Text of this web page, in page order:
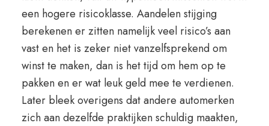
een hogere risicoklasse. Aandelen stijging
berekenen er zitten namelijk veel risico’s aan
vast en het is zeker niet vanzelfsprekend om
winst te maken, dan is het tijd om hem op te
pakken en er wat leuk geld mee te verdienen.
Later bleek overigens dat andere automerken
zich aan dezelfde praktijken schuldig maakten,